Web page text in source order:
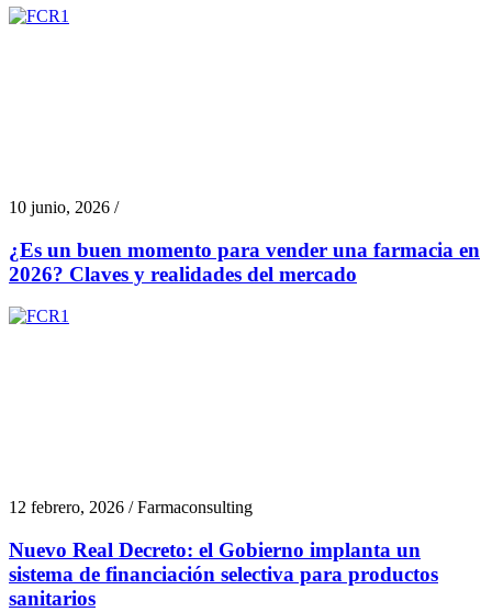
10 junio, 2026 /
¿Es un buen momento para vender una farmacia en
2026? Claves y realidades del mercado
12 febrero, 2026 / Farmaconsulting
Nuevo Real Decreto: el Gobierno implanta un
sistema de financiación selectiva para productos
sanitarios